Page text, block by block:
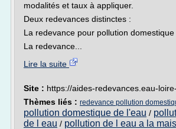
modalités et taux à appliquer.
Deux redevances distinctes :
La redevance pour pollution domestique
La redevance...
Lire la suite
Site : https://aides-redevances.eau-
Thèmes liés : redevance pollution
pollution domestique de l'eau /
de l eau / pollution de l eau a la